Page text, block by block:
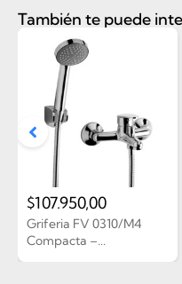
También te puede
Griferia FV 0310/M4
Compacta –...
$107.950,00